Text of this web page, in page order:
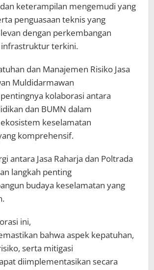
keterampilan mengemudi yang
penguasaan teknis yang
dengan perkembangan
terkini.
dan Manajemen Risiko Jasa
Muldidarmawan
kolaborasi antara
dan BUMN dalam
keselamatan
komprehensif.
antara Jasa Raharja dan Poltrada
langkah penting
budaya keselamatan yang
ini,
bahwa aspek kepatuhan,
serta mitigasi
diimplementasikan secara